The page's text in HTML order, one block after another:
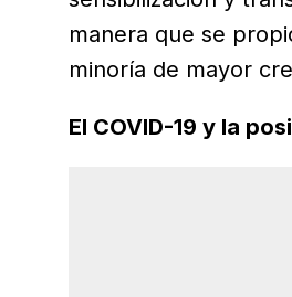
manera que se
minoría de mayor
El COVID-19 y la